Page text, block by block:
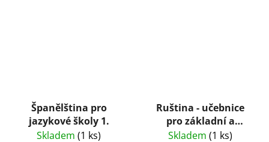
Španělština pro
jazykové školy 1.
Skladem (1 ks)
Ruština - učebnice
pro základní a
odborné kroužky
Skladem (1 ks)